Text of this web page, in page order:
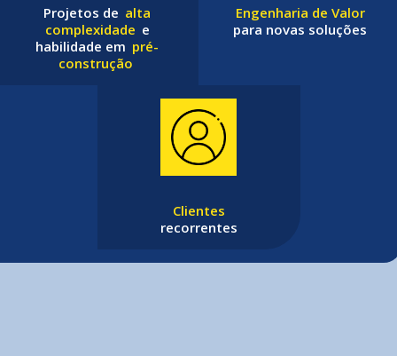
Projetos de alta
complexidade e
habilidade em pré-
construção
Engenharia de Valor
para novas soluções
Clientes
recorrentes